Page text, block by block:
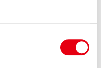
ステップ・アップ・ツア